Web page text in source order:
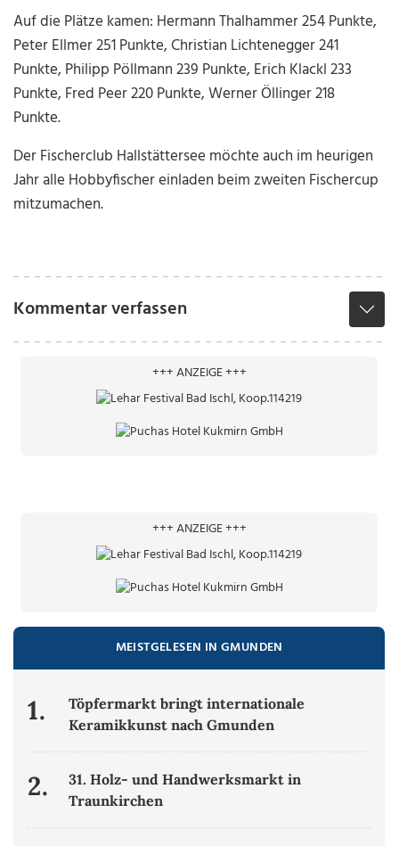
Auf die Plätze kamen: Hermann Thalhammer 254 Punkte,
Peter Ellmer 251 Punkte, Christian Lichtenegger 241
Punkte, Philipp Pöllmann 239 Punkte, Erich Klackl 233
Punkte, Fred Peer 220 Punkte, Werner Öllinger 218
Punkte.
Der Fischerclub Hallstättersee möchte auch im heurigen
Jahr alle Hobbyfischer einladen beim zweiten Fischercup
mitzumachen.
Kommentar verfassen
+++ ANZEIGE +++
+++ ANZEIGE +++
MEISTGELESEN IN GMUNDEN
1.
Töpfermarkt bringt internationale
Keramikkunst nach Gmunden
2.
31. Holz- und Handwerksmarkt in
Traunkirchen